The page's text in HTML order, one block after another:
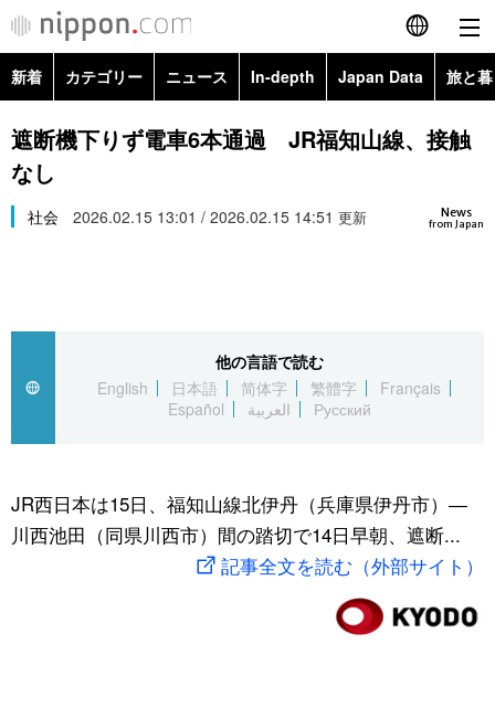
English
简体字
Русский
カテゴリー
経済・ビジネス
国際
文化
トップ
アーカイブ
In-depth
Japan Data
動画/Live
新着 カテゴリー ニュース In-depth Japan Data 旅と
政治・外交
経済・ビジネス
スポーツ・東京2020
Topics
遮断機下りず電車6本通過 JR福知山線、接触
なし
News
from Japan
社会 2026.02.15 13:01 / 2026.02.15 14:51 更新
他の言語で読む
English
日本語 简体字 繁體字
Français
Español
العربية Русский
JR西日本は15日、福知山線北伊丹（兵庫県伊丹市）―
川西池田（同県川西市）間の踏切で14日早朝、遮断...
記事全文を読む（外部サイト）